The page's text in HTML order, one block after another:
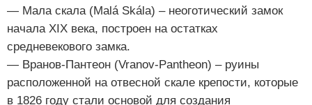
— Мала скала (Malá Skála) – неоготический замок
начала XIX века, построен на остатках
средневекового замка.
— Вранов-Пантеон (Vranov-Pantheon) – руины
расположенной на отвесной скале крепости, которые
в 1826 году стали основой для создания